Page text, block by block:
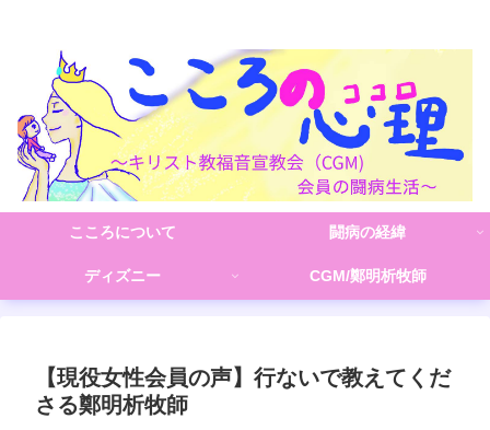
こころについて 闘病の経緯
ディズニー CGM/鄭明析牧師
【現役女性会員の声】行ないで教えてくだ
さる鄭明析牧師